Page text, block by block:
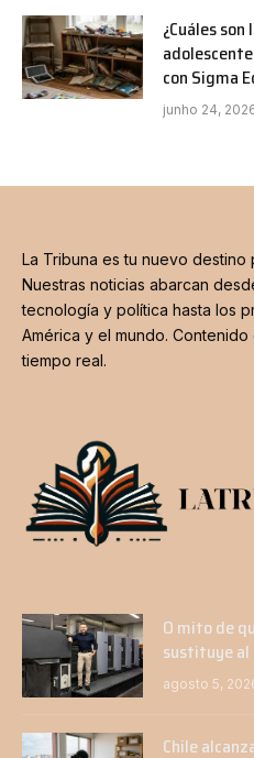
¿Cuáles
con Sigma
junho 24,
La Tribuna es tu nuevo destino
Nuestras noticias abarcan
tecnología y política hasta los
América y el mundo.
tiempo real.
O mito de
sustituye al
agosto 5,
Chile